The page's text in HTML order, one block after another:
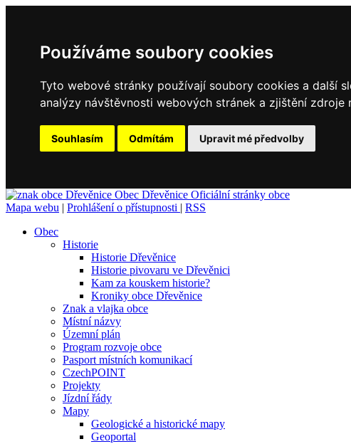
Používáme soubory cookies
Tyto webové stránky používají soubory cookies a další
analýzy návštěvnosti webových stránek a zjištění zdroje
Souhlasím Odmítám Upravit mé předvolby
Obec Dřevěnice Oficiální stránky obce
Mapa webu | Prohlášení o přístupnosti | RSS
Obec
Historie
Historie Dřevěnice
Historie pivovaru ve Dřevěnici
Kam za kouskem historie?
Kroniky obce Dřevěnice
Znak a vlajka obce
Místní názvy
Územní plán
Program rozvoje obce
Pasport místních komunikací
CzechPOINT
Projekty
Jízdní řády
Mapy
Geologické a historické mapy
Geoportal